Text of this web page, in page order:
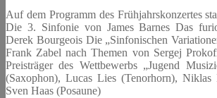
Auf dem Programm des Frühjahrskonzertes
Die 3. Sinfonie von James Barnes Das
Derek Bourgeois Die „Sinfonischen
Frank Zabel nach Themen von Sergej
Preisträger des Wettbewerbs „Jugend
(Saxophon), Lucas Lies (Tenorhorn), Niklas
Sven Haas (Posaune)